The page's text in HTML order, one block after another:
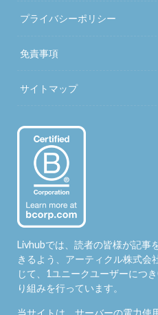
プライバシーポリシー
免責事項
サイトマップ
Livhubでは、読者の皆様が記事
きるよう、アーティクル株式会
じて、1ユニークユーザーにつ
り組みを行っています。
当サイトは、サーバーの電力使